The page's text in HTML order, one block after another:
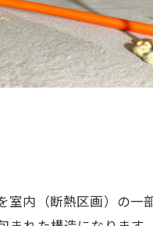
内（断熱区画）の